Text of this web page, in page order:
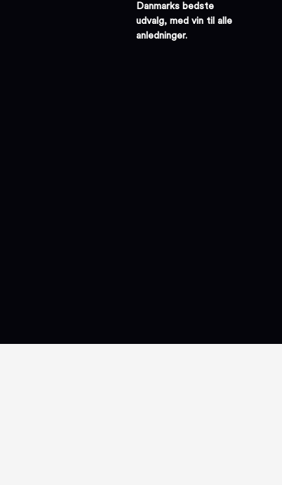
Danmarks bedste
udvalg, med vin til alle
anledninger.